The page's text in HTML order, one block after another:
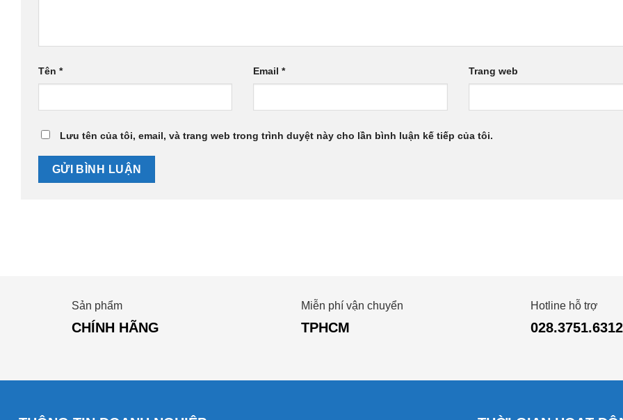
Tên * Email* Trang web
Lưu tên của tôi, email, và trang web trong trình duyệt này cho lần bình luận kế tiếp của tôi.
Sản phẩm
CHÍNH HÃNG
Miễn phí vận chuyển
TPHCM
Hotline hỗ trợ
028.3751.6312